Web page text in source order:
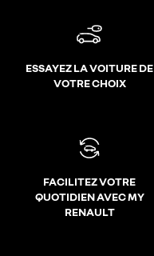
ESSAYEZ LA VOITURE DE
VOTRE CHOIX
FACILITEZ VOTRE
QUOTIDIEN AVEC MY
RENAULT